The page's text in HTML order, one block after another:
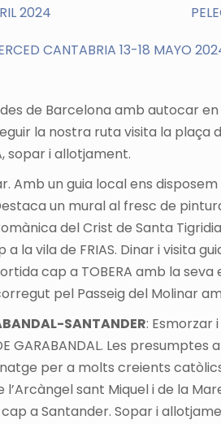
2024
CANTABRIA 13-18 MAYO
de Barcelona amb autocar
seguir la nostra ruta visita la
sopar i allotjament.
Amb un guia local ens
Destaca un mural al fresc de
del Crist de Santa
la vila de FRIAS. Dinar i visita
cap a TOBERA amb la
pel Passeig del Molinar
SANTANDER: Esmorzar
GARABANDAL. Les
per a molts creients
sant Miquel i de la
a Santander. Sopar i